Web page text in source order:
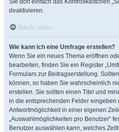
Sie dort einfach das Kontrollkästchen
deaktivieren.
Nach oben
Wie kann ich eine Umfrage erstellen?
Wenn Sie ein neues Thema eröffnen
bearbeiten, finden Sie ein Register
Formulars zur Beitragserstellung.
können, so haben Sie wahrscheinlich
erstellen. Sie sollten einen Titel und
in die entsprechenden Felder
Antwortmöglichkeit in einer eigenen
„Auswahlmöglichkeiten pro Benutzer“
Benutzer auswählen kann, welches